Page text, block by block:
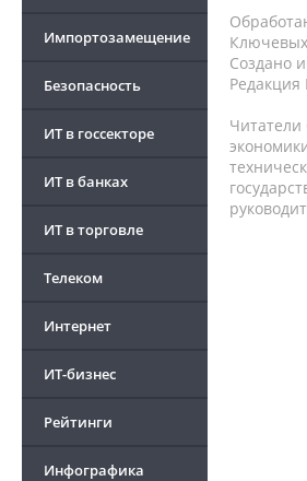
Импортозамещение
Безопасность
ИТ в госсекторе
ИТ в банках
ИТ в торговле
Телеком
Интернет
ИТ-бизнес
Рейтинги
Инфографика
Создано
Редакция